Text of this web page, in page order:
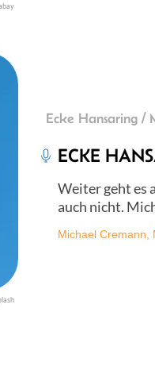
Ecke Hansaring /
ECKE
Weiter geht es
auch nicht.
Michael Cremann